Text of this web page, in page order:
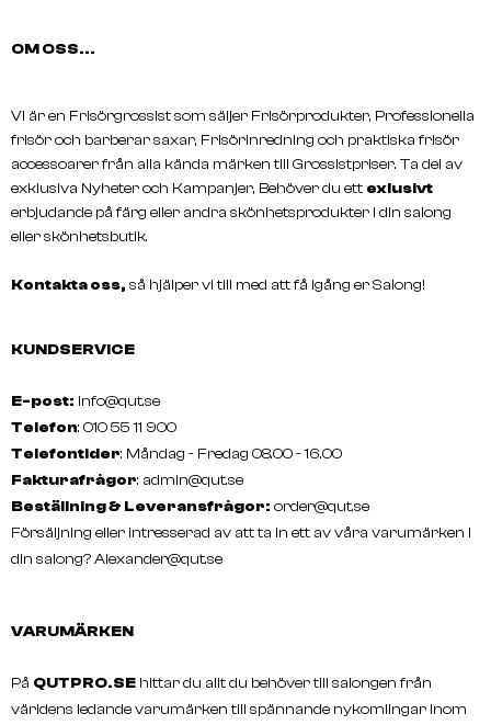
LAKMÉ
TEKNIA Frizz Control Retail
Pack
LAKMÉ
TEKNIA Frizz Control
Pack
OM OSS...
Vi är en Frisörgrossist som säljer Frisörprodukter, Professionella
frisör och barberar saxar, Frisörinredning och praktiska frisör
accessoarer från alla kända märken till Grossistpriser. Ta del av
exklusiva Nyheter och Kampanjer, Behöver du ett exlusivt
erbjudande på färg eller andra skönhetsprodukter i din salong
eller skönhetsbutik.
Kontakta oss, så hjälper vi till med att få igång er Salong!
KUNDSERVICE
E-post: info@qut.se
Telefon: 010 55 11 900
Telefontider: Måndag - Fredag 08.00 - 16.00
Fakturafrågor: admin@qut.se
Beställning & Leveransfrågor: order@qut.se
Försäljning eller intresserad av att ta in ett av våra varumärken i
din salong?Alexander@qut.se
VARUMÄRKEN
På QUTPRO.SE hittar du allt du behöver till salongen från
världens ledande varumärken till spännande nykomlingar inom